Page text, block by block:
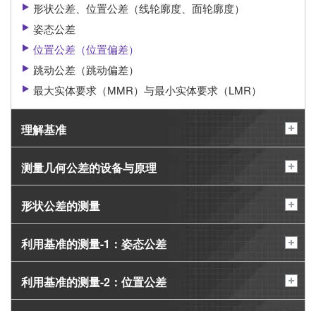
形状公差、位置公差（线轮廓度、面轮廓度）
姿态公差
位置公差（位置偏差）
跳动公差（跳动偏差）
最大实体要求（MMR）与最小实体要求（LMR）
理解基准
测量几何公差的设备与原理
形状公差的测量
利用基准的测量-1：姿态公差
利用基准的测量-2：位置公差